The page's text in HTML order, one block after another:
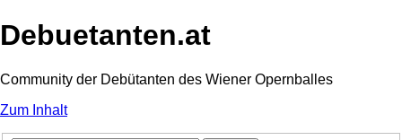
Debuetanten.at
Community der Debütanten des Wiener Opernballes
Zum Inhalt